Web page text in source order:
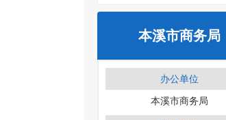
本溪市商务局
办公单位
本溪市商务局